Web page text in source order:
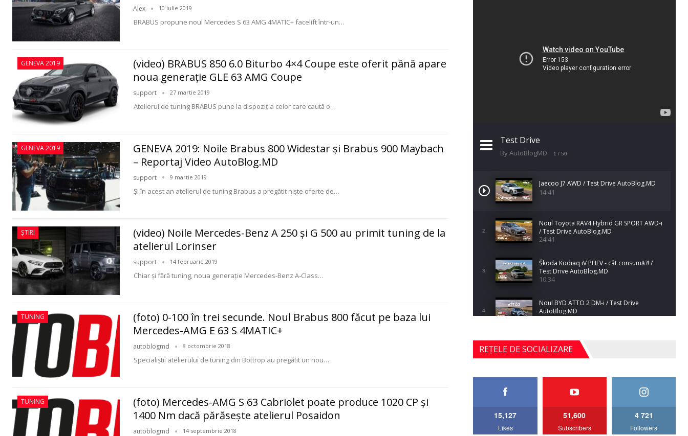
Alex 10 iulie 2019
BRABUS propune noul Mercedes S 63 AMG 4MATIC+ facelift într-un…
GENEVA 2019
(video) BRABUS 850 6.0 Biturbo 4×4 Coupe este oferit până apare
noua generaţie GLE 63 AMG Coupe
support 27 martie 2019
Atelierul de tuning BRABUS pune la dispoziţia celor care caută o…
GENEVA 2019
GENEVA 2019: Noile Brabus 800 Widestar şi Brabus 900 Maybach
– Reportaj Video AutoBlog.MD
support 9 martie 2019
Şi în acest an atelierul de tuning Brabus a pregătit nişte oferte de…
ȘTIRI
(video) Noile Mercedes-Benz A 250 şi G 500 au primit tuning de la
atelierul Lorinser
support 14 februarie 2019
Chiar şi fără tuning, noua generaţie Mercedes-Benz A-Class…
TUNING
(foto) 0-100 în trei secunde. Noul Brabus 800 făcut pe baza lui
Mercedes-AMG E 63 S 4MATIC+
autoblogmd 8 octombrie 2018
Specialiştii atelierului de tuning din Bottrop au pregătit un nou…
TUNING
(foto) Mercedes-AMG S 63 Cabriolet poate produce 1020 CP şi
1400 Nm dacă părăseşte atelierul Posaidon
autoblogmd 14 septembrie 2018
Test Drive
By AutoBlogMD 1 / 50
Jaecoo J7 AWD / Test Drive AutoBlog.MD
14:41
2
Noul Toyota RAV4 Hybrid GR SPORT AWD-i
/ Test Drive AutoBlog.MD
24:41
3
Škoda Kodiaq iV PHEV - cât consumă?! /
Test Drive AutoBlog.MD
10:34
4
Noul BYD ATTO 2 DM-i / Test Drive
AutoBlog.MD
5
Noul Mercedes-Benz S-Class facelift (S 580
4MATIC V223) / Test Drive AutoBlog.MD
27:33
AutoBlog.MD
REȚELE DE SOCIALIZARE
15,127
Likes
51,600
Subscribers
4 721
Followers